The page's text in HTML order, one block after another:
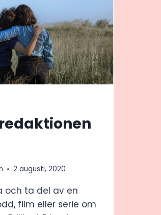
2 augusti, 2020
och ta del av en
film eller serie om